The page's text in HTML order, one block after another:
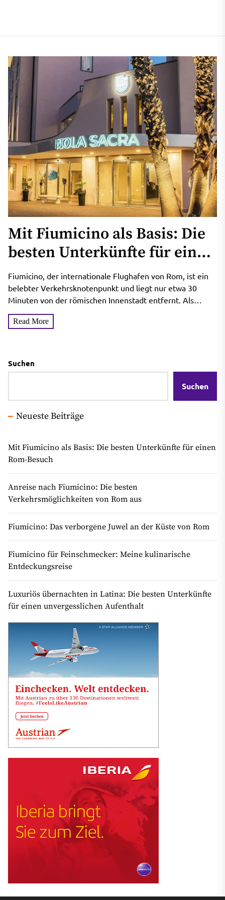
Mit Fiumicino als Basis: Die
besten Unterkünfte für einen
Rom-Besuch
Fiumicino, der internationale Flughafen von Rom, ist ein
belebter Verkehrsknotenpunkt und liegt nur etwa 30
Minuten von der römischen Innenstadt entfernt. Als
größter Flughafen Italiens...
Read More
Suchen
Suchen
Neueste Beiträge
Mit Fiumicino als Basis: Die besten Unterkünfte für einen
Rom-Besuch
Anreise nach Fiumicino: Die besten
Verkehrsmöglichkeiten von Rom aus
Fiumicino: Das verborgene Juwel an der Küste von Rom
Fiumicino für Feinschmecker: Meine kulinarische
Entdeckungsreise
Luxuriös übernachten in Latina: Die besten Unterkünfte
für einen unvergesslichen Aufenthalt